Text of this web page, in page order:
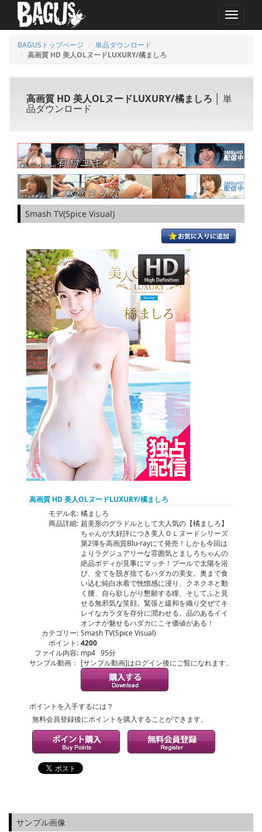
MENU
BAGUSトップページ
単品ダウンロード
高画質 HD 美人OLヌードLUXURY/橘ましろ
高画質 HD 美人OLヌードLUXURY/橘ましろ │ 単
品ダウンロード
Smash TV(Spice Visual)
高画質 HD 美人OLヌードLUXURY/橘ましろ
モデル名: 橘ましろ
商品詳細: 超美形のグラドルとして大人気の【橘ましろ】
ちゃんが大好評につき美人ＯＬヌードシリーズ
第2弾を高画質Blu-rayにて発売！しかも今回は
よりラグジュアリーな雰囲気とましろちゃんの
絶品ボディが見事にマッチ！プールで太陽を浴
び、全てを脱ぎ捨てるハダカの美女。奥まで食
い込む純白水着で恍惚感に浸り、クネクネと動
く腰、自ら欲しがり懇願する瞳、そしてふと見
せる無邪気な笑顔。緊張と緩和を織り交ぜてキ
レイなカラダを存分に潤わせる。品のあるイイ
オンナが魅せるハダカにこそ価値がある！
カテゴリー: Smash TV(Spice Visual)
ポイント: 4200
ファイル内容: mp4 95分
サンプル動画： [サンプル動画]はログイン後にご覧になれます。
ポイントを入手するには？
無料会員登録後にポイントを購入することができます。
サンプル画像